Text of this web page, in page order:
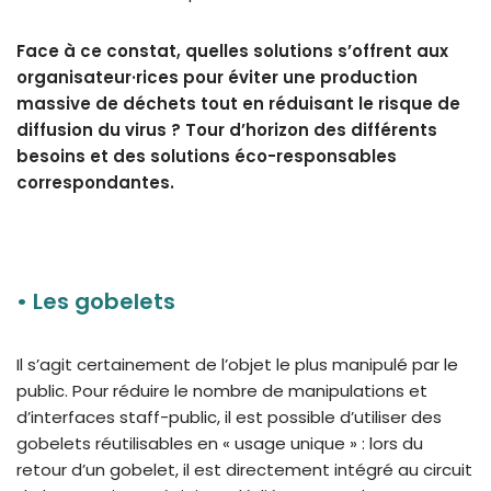
Face à ce constat, quelles solutions s’offrent aux
organisateur·rices pour éviter une production
massive de déchets tout en réduisant le risque de
diffusion du virus ? Tour d’horizon des différents
besoins et des solutions éco-responsables
correspondantes.
• Les gobelets
Il s’agit certainement de l’objet le plus manipulé par le
public. Pour réduire le nombre de manipulations et
d’interfaces staff-public, il est possible d’utiliser des
gobelets réutilisables en « usage unique » : lors du
retour d’un gobelet, il est directement intégré au circuit